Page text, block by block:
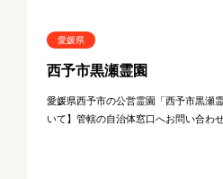
愛媛県
西予市黒瀬霊園
愛媛県西予市の公営霊園「西予市黒瀬
いて】管轄の自治体窓口へお問い合わ